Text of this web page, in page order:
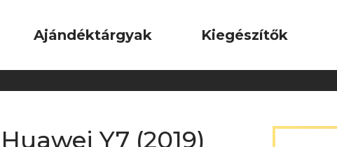
Ajándéktárgyak Kiegészítők
Huawei Y7 (2019)